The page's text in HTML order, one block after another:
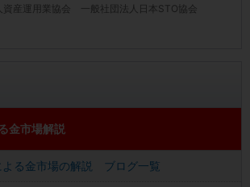
金市場解説
よる金市場の解説 ブログ一覧
産運用業協会 一般社団法人日本STO協会